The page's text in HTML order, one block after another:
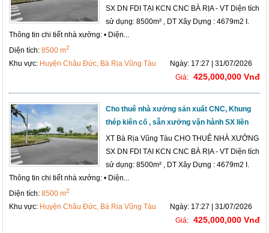
SX DN FDI TẠI KCN CNC BÀ RỊA - VT Diện tích
sử dụng: 8500m² , DT Xây Dựng : 4679m2 I.
Thông tin chi tiết nhà xưởng: • Diện...
Diện tích:8500 m2
Khu vực: Huyện Châu Đức, Bà Rịa Vũng Tàu
Ngày: 17:27 | 31/07/2026
Giá: 425,000,000 Vnđ
Cho thuê nhà xưởng sản xuất CNC, Khung
thép kiên cố , sẵn xưởng vận hành SX liền
XT Bà Rịa Vũng Tàu CHO THUÊ NHÀ XƯỞNG
SX DN FDI TẠI KCN CNC BÀ RỊA - VT Diện tích
sử dụng: 8500m² , DT Xây Dựng : 4679m2 I.
Thông tin chi tiết nhà xưởng: • Diện...
Diện tích:8500 m2
Khu vực: Huyện Châu Đức, Bà Rịa Vũng Tàu
Ngày: 17:27 | 31/07/2026
Giá: 425,000,000 Vnđ